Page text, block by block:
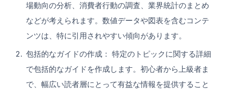
場動向の分析、消費者行動の調査、業界統計のまとめ
などが考えられます。数値データや図表を含むコンテ
ンツは、特に引用されやすい傾向があります。
包括的なガイドの作成： 特定のトピックに関する詳細
で包括的なガイドを作成します。初心者から上級者ま
で、幅広い読者層にとって有益な情報を提供すること